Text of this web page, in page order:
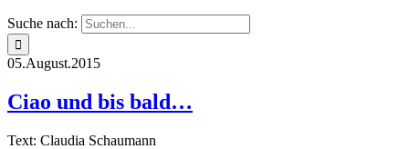
Suche nach:
05.August.2015
Ciao und bis bald…
Text: Claudia Schaumann